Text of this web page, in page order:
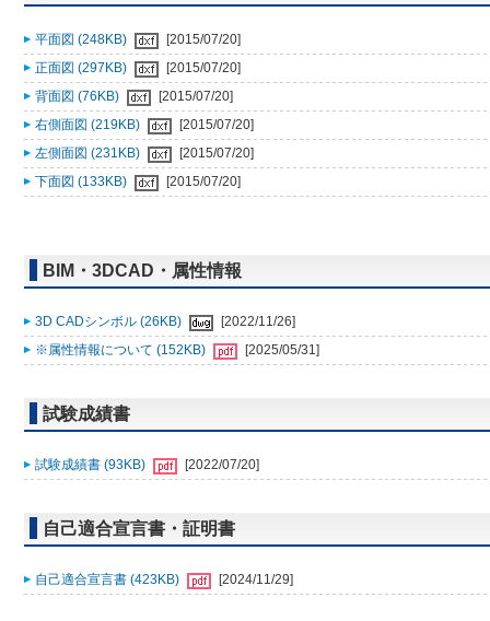
平面図 (248KB)
[2015/07/20]
正面図 (297KB)
[2015/07/20]
背面図 (76KB)
[2015/07/20]
右側面図 (219KB)
[2015/07/20]
左側面図 (231KB)
[2015/07/20]
下面図 (133KB)
[2015/07/20]
BIM・3DCAD・属性情報
3D CADシンボル (26KB)
[2022/11/26]
※属性情報について (152KB)
[2025/05/31]
試験成績書
試験成績書 (93KB) [2022/07/20]
自己適合宣言書・証明書
自己適合宣言書 (423KB) [2024/11/29]